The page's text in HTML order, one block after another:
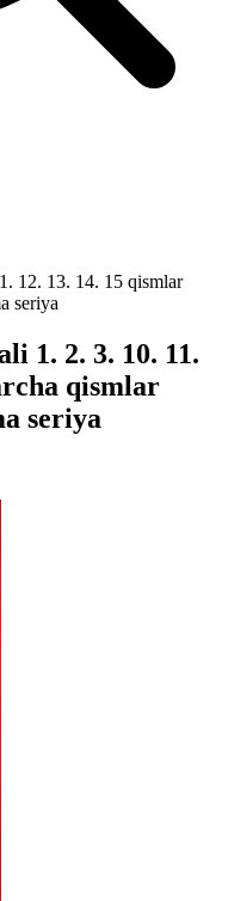
12. 13. 14. 15 qismlar
seriya
1. 2. 3. 10. 11.
qismlar
seriya